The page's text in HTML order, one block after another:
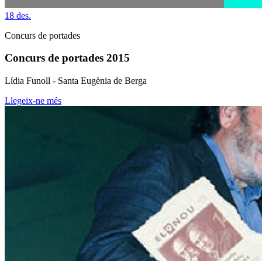
18 des.
Concurs de portades
Concurs de portades 2015
Lídia Funoll - Santa Eugènia de Berga
Llegeix-ne més